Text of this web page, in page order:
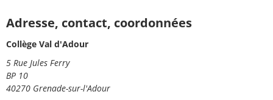
Adresse, contact, coordonnées
Collège Val d'Adour
5 Rue Jules Ferry
BP 10
40270 Grenade-sur-l'Adour